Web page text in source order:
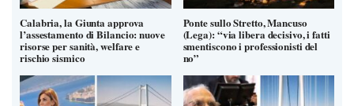
Calabria, la Giunta approva
l’assestamento di Bilancio: nuove
risorse per sanità, welfare e
rischio sismico
Ponte sullo Stretto, Mancuso
(Lega): “via libera decisivo, i fatti
smentiscono i professionisti del
no”